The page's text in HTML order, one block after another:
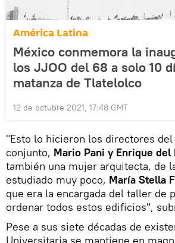
América Latina
México conmemora la
los JJOO del 68 a solo 10
matanza de Tlatelolco
12 de octubre 2021, 17:48 GMT
"Esto lo hicieron los directores
conjunto, Mario Pani y Enrique del
también una mujer arquitecta, de
estudiado muy poco, María Stella
que era la encargada del taller de
ordenar todos estos edificios",
Pese a sus siete décadas de
Universitaria se mantiene en